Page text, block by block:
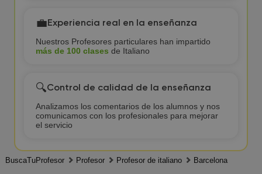
💼Experiencia real en la enseñanza
Nuestros Profesores particulares han impartido
más de 100 clases de Italiano
🔍Control de calidad de la enseñanza
Analizamos los comentarios de los alumnos y nos
comunicamos con los profesionales para mejorar
el servicio
BuscaTuProfesor Profesor Profesor de italiano Barcelona